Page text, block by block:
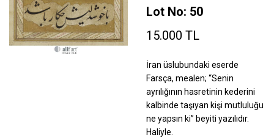
Lot No: 50
15.000 TL
İran üslubundaki eserde
Farsça, mealen; “Senin
ayrılığının hasretinin kederini
kalbinde taşıyan kişi mutluluğu
ne yapsın ki” beyiti yazılıdır.
Haliyle.